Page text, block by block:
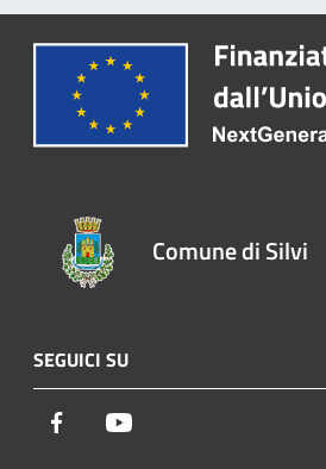
Comune di Silvi
SEGUICI SU
Facebook